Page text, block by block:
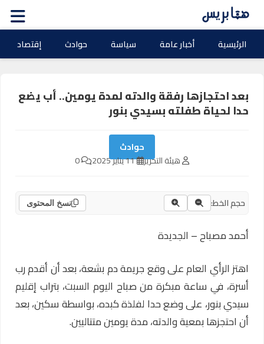
الرئيسية أخبار عامة سياسة حوادث إقتصاد
بعد احتجازها رفقة والدته لمدة يومين.. أب يضع
حدا لحياة طفلته بسيدي بنور
حوادث
هيئة التحرير 11 يناير 2025
حجم الخط: نسخ المحتوى
أحمد مصباح – الجديدة
اهتز الرأي العام على وقع جريمة دم بشعة، بعد أن أقدم رب
أسرة، في ساعة مبكرة من صباح اليوم السبت، بتراب إقليم
سيدي بنور، على وضع حدا لفلذة كبده، بواسطة سكين، بعد
أن احتجزها بمعية والدته، مدة يومين متتاليين.